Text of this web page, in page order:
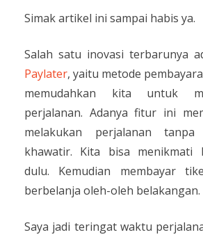
Simak artikel ini sampai habis ya.
Salah satu inovasi terbarunya
Paylater, yaitu metode
memudahkan kita untuk
perjalanan. Adanya fitur ini
melakukan perjalanan
khawatir. Kita bisa menikmati
dulu. Kemudian membayar
berbelanja oleh-oleh belakangan.
Saya jadi teringat waktu